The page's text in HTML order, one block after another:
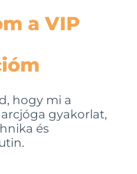
a VIP
hogy mi a
gyakorlat,
és